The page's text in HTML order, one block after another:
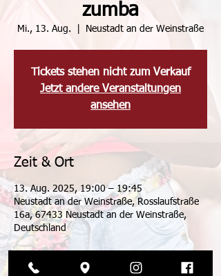
zumba
Mi., 13. Aug. Neustadt an der Weinstraße
Tickets stehen nicht zum Verkauf
Jetzt andere Veranstaltungen
ansehen
Zeit & Ort
13. Aug. 2025, 19:00 – 19:45
Neustadt an der Weinstraße, Rosslaufstraße
16a, 67433 Neustadt an der Weinstraße,
Deutschland